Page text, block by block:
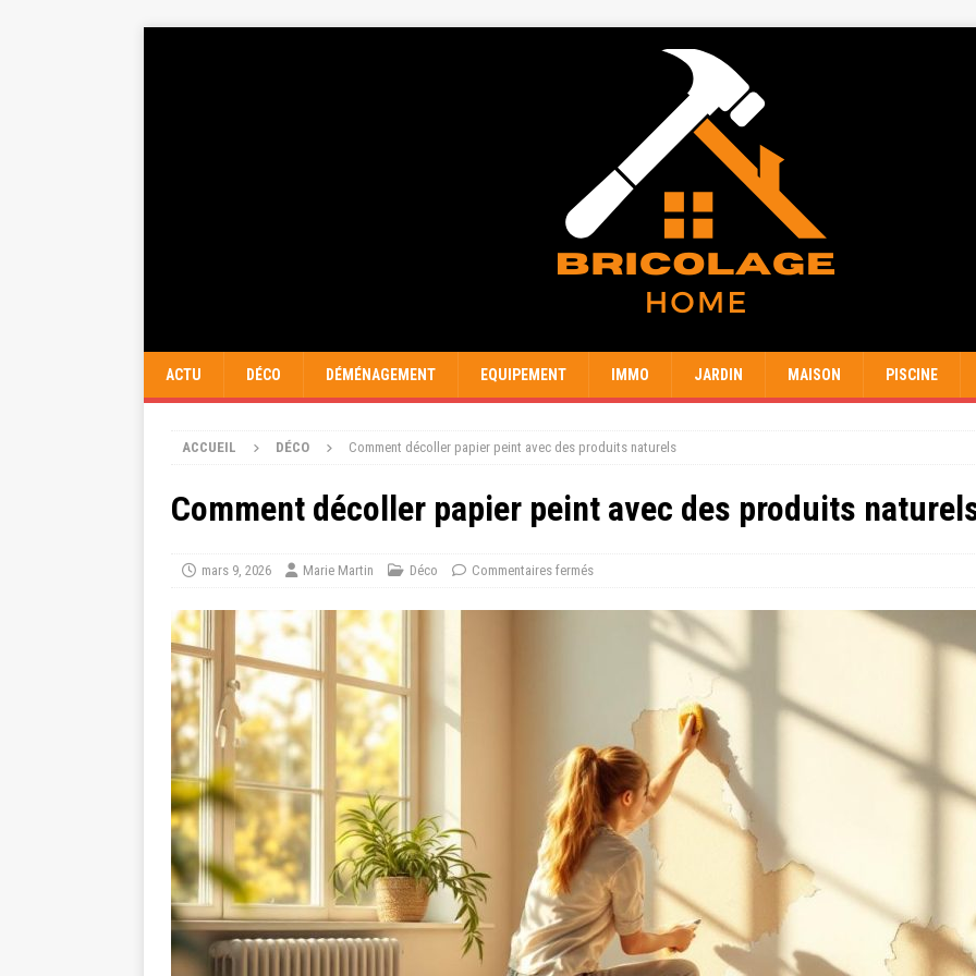
ACTU DÉCO DÉMÉNAGEMENT EQUIPEMENT IMMO JARDIN MAISON PISCINE
ACCUEIL DÉCO Comment décoller papier peint avec des produits naturels
Comment décoller papier peint avec des produits
mars 9, 2026 Marie Martin Déco Commentaires fermés